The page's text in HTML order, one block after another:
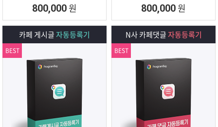
회원 수, 제목개수 , 내용개수, 댓글개
수, 가입조건,
글쓰기조건 별로 추출하여 얼마나 활
성화가 되어
있는지를 체크하여 효과가 있을만한
확인하여 효과적인 바이럴 마케팅을
진행할 수 있도록
800,000 원 800,000 원
카페 게시글자동등록기
BEST
N사 카페댓글자동등록기
BEST